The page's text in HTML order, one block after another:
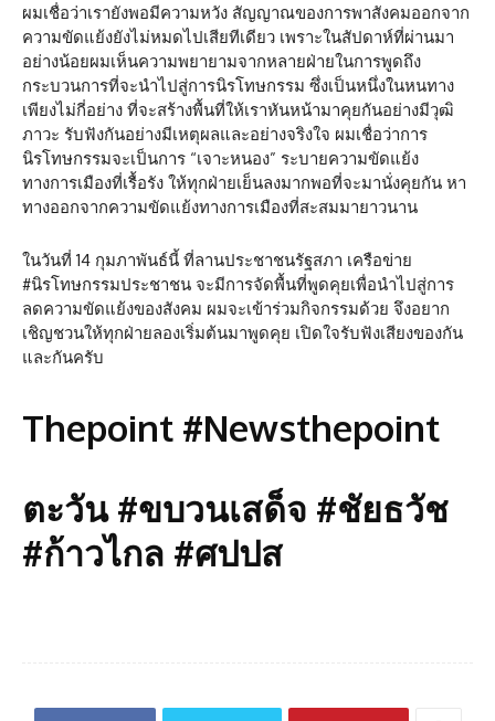
ผมเชื่อว่าเรายังพอมีความหวัง สัญญาณของการพาสังคมออกจาก
ความขัดแย้งยังไม่หมดไปเสียทีเดียว เพราะในสัปดาห์ที่ผ่านมา
อย่างน้อยผมเห็นความพยายามจากหลายฝ่ายในการพูดถึง
กระบวนการที่จะนำไปสู่การนิรโทษกรรม ซึ่งเป็นหนึ่งในหนทาง
เพียงไม่กี่อย่าง ที่จะสร้างพื้นที่ให้เราหันหน้ามาคุยกันอย่างมีวุฒิ
ภาวะ รับฟังกันอย่างมีเหตุผลและอย่างจริงใจ ผมเชื่อว่าการ
นิรโทษกรรมจะเป็นการ “เจาะหนอง” ระบายความขัดแย้ง
ทางการเมืองที่เรื้อรัง ให้ทุกฝ่ายเย็นลงมากพอที่จะมานั่งคุยกัน หา
ทางออกจากความขัดแย้งทางการเมืองที่สะสมมายาวนาน
ในวันที่ 14 กุมภาพันธ์นี้ ที่ลานประชาชนรัฐสภา เครือข่าย
#นิรโทษกรรมประชาชน จะมีการจัดพื้นที่พูดคุยเพื่อนำไปสู่การ
ลดความขัดแย้งของสังคม ผมจะเข้าร่วมกิจกรรมด้วย จึงอยาก
เชิญชวนให้ทุกฝ่ายลองเริ่มต้นมาพูดคุย เปิดใจรับฟังเสียงของกัน
และกันครับ
Thepoint #Newsthepoint
ตะวัน #ขบวนเสด็จ #ชัยธวัช
#ก้าวไกล #ศปปส